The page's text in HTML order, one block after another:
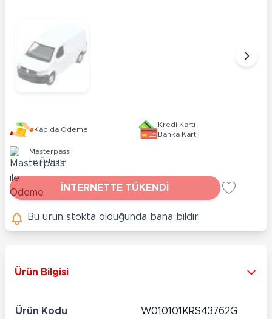
Kapıda Ödeme
Kredi Kartı
Banka Kartı
Masterpass
ile Ödeme
İNTERNETTE TÜKENDİ
Bu ürün stokta olduğunda bana bildir
Ürün Bilgisi
Ürün Kodu W010101KRS43762G